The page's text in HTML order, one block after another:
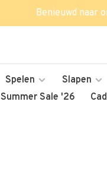
Benieuwd naar
Spelen Slapen
Summer Sale '26